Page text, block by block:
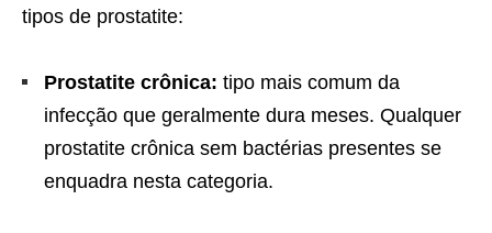
tipos de prostatite:
Prostatite crônica: tipo mais comum da
infecção que geralmente dura meses. Qualquer
prostatite crônica sem bactérias presentes se
enquadra nesta categoria.